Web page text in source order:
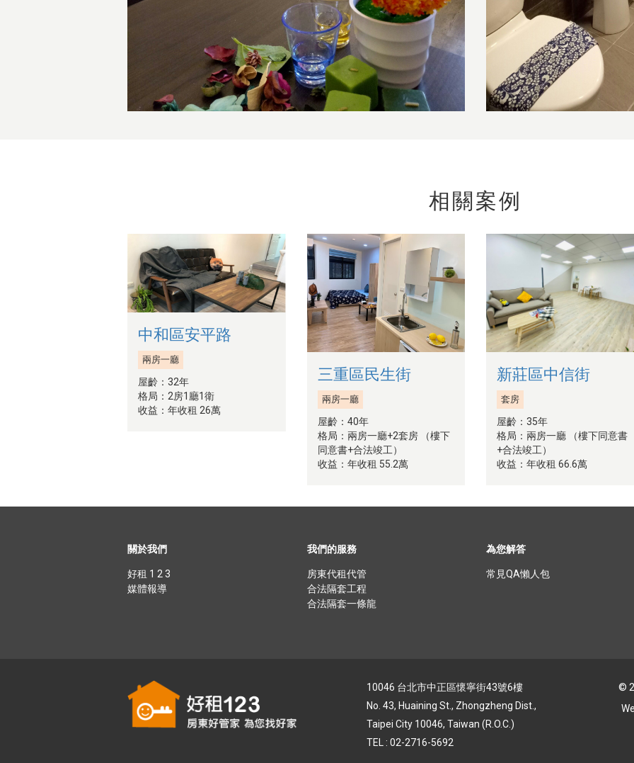
相關案例
中和區安平路
兩房一廳
屋齡：32年
格局：2房1廳1衛
收益：年收租 26萬
三重區民生街
兩房一廳
屋齡：40年
格局：兩房一廳+2套房 （樓下
同意書+合法竣工）
收益：年收租 55.2萬
新莊區中信街
套房
屋齡：35年
格局：兩房一廳 （樓下同意書
+合法竣工）
收益：年收租 66.6萬
關於我們
好租 1 2 3
媒體報導
我們的服務
房東代租代管
合法隔套⼯程
合法隔套⼀條龍
為您解答
常⾒QA懶⼈包
10046 台北市中正區懷寧街43號6樓
No. 43, Huaining St., Zhongzheng Dist.,
Taipei City 10046, Taiwan (R.O.C.)
TEL : 02-2716-5692
©